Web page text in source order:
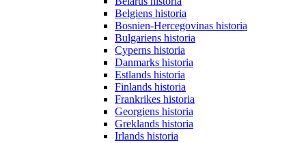
Belgiens historia
Bosnien-Hercegovinas historia
Bulgariens historia
Cyperns historia
Danmarks historia
Estlands historia
Finlands historia
Frankrikes historia
Georgiens historia
Greklands historia
Irlands historia